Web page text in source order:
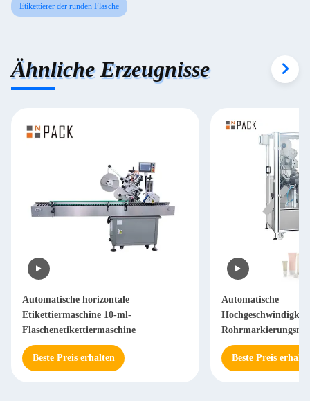
Etikettierer der runden Flasche
Ähnliche Erzeugnisse
Automatische horizontale
Etikettiermaschine 10-ml-
Flaschenetikettiermaschine
Beste Preis erhalten
Automatische
Steuerung und
Beste Preis